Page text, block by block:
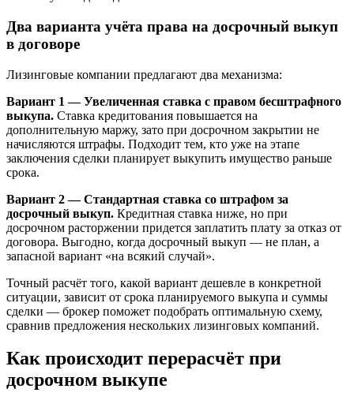
Два варианта учёта права на досрочный выкуп
в договоре
Лизинговые компании предлагают два механизма:
Вариант 1 — Увеличенная ставка с правом бесштрафного
выкупа. Ставка кредитования повышается на
дополнительную маржу, зато при досрочном закрытии не
начисляются штрафы. Подходит тем, кто уже на этапе
заключения сделки планирует выкупить имущество раньше
срока.
Вариант 2 — Стандартная ставка со штрафом за
досрочный выкуп. Кредитная ставка ниже, но при
досрочном расторжении придется заплатить плату за отказ от
договора. Выгодно, когда досрочный выкуп — не план, а
запасной вариант «на всякий случай».
Точный расчёт того, какой вариант дешевле в конкретной
ситуации, зависит от срока планируемого выкупа и суммы
сделки — брокер поможет подобрать оптимальную схему,
сравнив предложения нескольких лизинговых компаний.
Как происходит перерасчёт при
досрочном выкупе